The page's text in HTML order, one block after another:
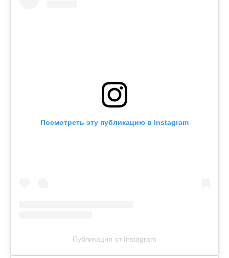
Посмотреть эту публикацию в Instagram
Публикация от Instagram